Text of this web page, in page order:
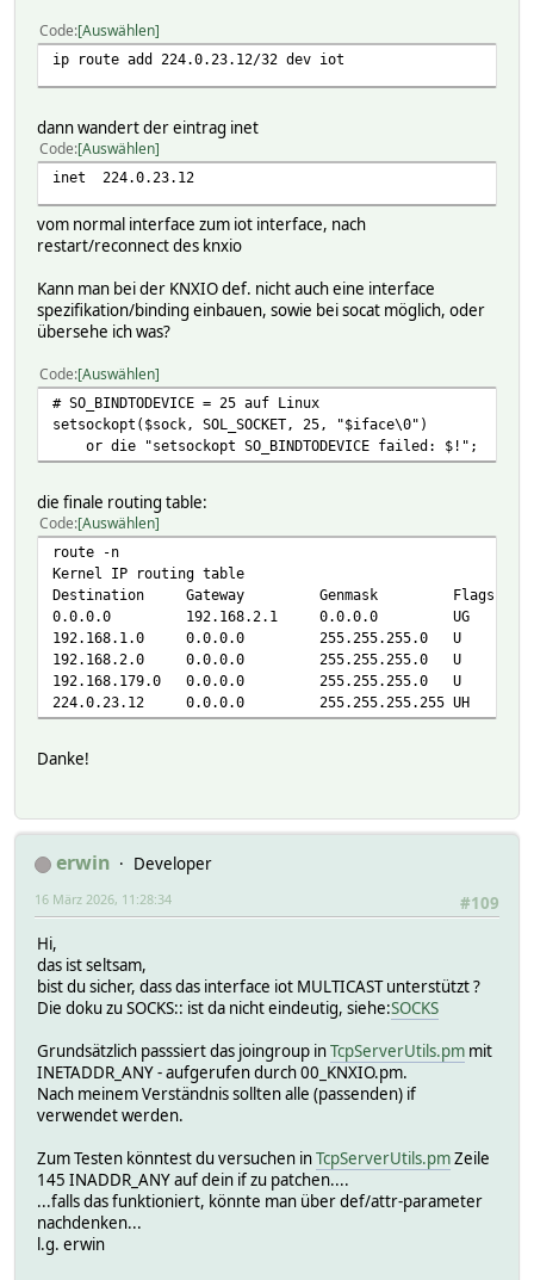
Code Auswählen
ip route add 224.0.23.12/32 dev iot
dann wandert der eintrag inet
Code Auswählen
inet 224.0.23.12
vom normal interface zum iot interface, nach
restart/reconnect des knxio
Kann man bei der KNXIO def. nicht auch eine interface
spezifikation/binding einbauen, sowie bei socat möglich, oder
übersehe ich was?
Code Auswählen
# SO_BINDTODEVICE = 25 auf Linux
setsockopt($sock, SOL_SOCKET, 25, "$iface\0")
or die "setsockopt SO_BINDTODEVICE failed: $!";
die finale routing table:
Code Auswählen
route -n
Kernel IP routing table
Destination Gateway Genmask Flags
0.0.0.0 192.168.2.1 0.0.0.0 UG
192.168.1.0 0.0.0.0 255.255.255.0
192.168.2.0 0.0.0.0 255.255.255.0 U
192.168.179.0 0.0.0.0 255.255.255.0 U
224.0.23.12 0.0.0.0 255.255.255.255
Danke!
erwin
Developer
#109
16 März 2026, 11:28:34
Hi,
das ist seltsam,
bist du sicher, dass das interface iot MULTICAST unterstützt ?
Die doku zu SOCKS:: ist da nicht eindeutig, siehe:SOCKS
Grundsätzlich passsiert das joingroup inTcpServerUtils.pm mit
INETADDR_ANY - aufgerufen durch 00_KNXIO.pm.
Nach meinem Verständnis sollten alle (passenden) if
verwendet werden.
Zum Testen könntest du versuchen inTcpServerUtils.pmZeile
145 INADDR_ANY auf dein if zu patchen....
...falls das funktioniert, könnte man über def/attr-parameter
nachdenken...
l.g. erwin